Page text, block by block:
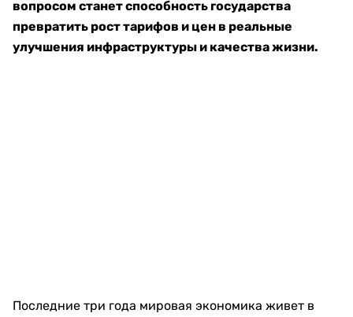
вопросом станет способность государства
превратить рост тарифов и цен в реальные
улучшения инфраструктуры и качества жизни.
Последние три года мировая экономика живет в